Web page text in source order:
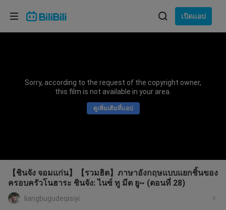
เปิดแอป
Sorry, according to the request of the copyright owner,
this film is not available in your area.
ดูเพิ่มเติมที่แอป
【ชินจัง จอมแก่น】【รวมฮิต】ภาษาอังกฤษแบบแยกชิ้นของ
ครอบครัวโนฮาระ ชินจัง: ไนซ์ ทู มีต ยู~ (ตอนที่ 28)
liangbugudeqisiyi
เลือกภาษา